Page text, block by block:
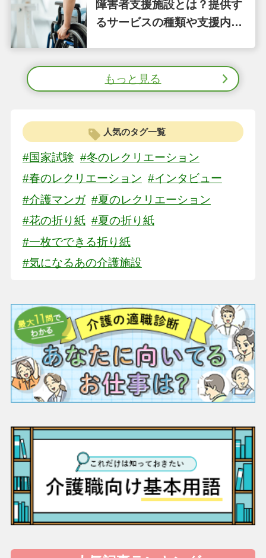
障害者支援施設とは？提供す
るサービスの種類や支援内容
もっと見る
人気のタグ一覧
#国家試験 #冬のレクリエーション
#春のレクリエーション #インタビュー
#介護マンガ #夏のレクリエーション
#花の折り紙 #夏の折り紙
#一枚でできる折り紙
#気になるあの介護施設